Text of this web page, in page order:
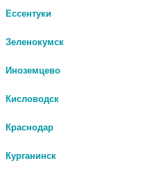
Ессентуки
Зеленокумск
Иноземцево
Кисловодск
Краснодар
Курганинск